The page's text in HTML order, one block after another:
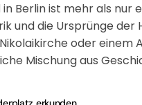
in Berlin ist mehr als
und die Ursprünge
oder
Mischung aus